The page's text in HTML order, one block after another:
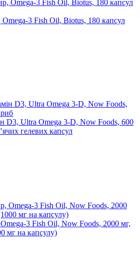
3 Fish Oil, Biotus, 180 капсул
D3, Ultra Omega 3-D, Now Foods, 600
гелевих капсул
3 Fish Oil, Now Foods, 2000 мг,
мг на капсулу)